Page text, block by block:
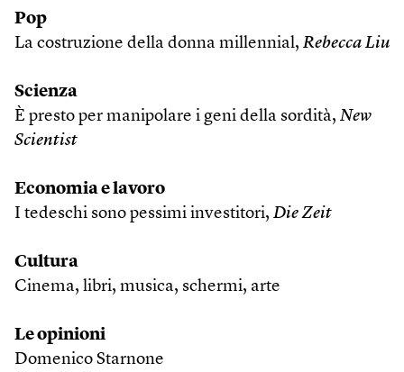
Pop
La costruzione della donna millennial, Rebecca Liu
Scienza
È presto per manipolare i geni della sordità, New
Scientist
Economia e lavoro
I tedeschi sono pessimi investitori, Die Zeit
Cultura
Cinema, libri, musica, schermi, arte
Le opinioni
Domenico Starnone